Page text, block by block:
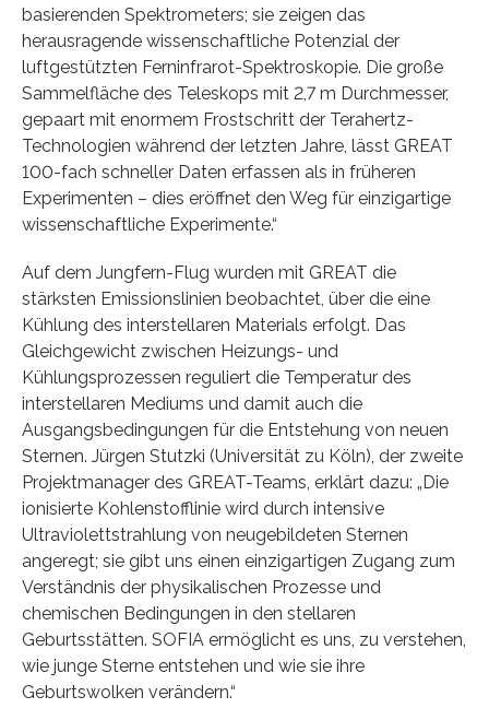
basierenden Spektrometers; sie zeigen das
herausragende wissenschaftliche Potenzial der
luftgestützten Ferninfrarot-Spektroskopie. Die große
Sammelfläche des Teleskops mit 2,7 m Durchmesser,
gepaart mit enormem Frostschritt der Terahertz-
Technologien während der letzten Jahre, lässt GREAT
100-fach schneller Daten erfassen als in früheren
Experimenten – dies eröffnet den Weg für einzigartige
wissenschaftliche Experimente.“
Auf dem Jungfern-Flug wurden mit GREAT die
stärksten Emissionslinien beobachtet, über die eine
Kühlung des interstellaren Materials erfolgt. Das
Gleichgewicht zwischen Heizungs- und
Kühlungsprozessen reguliert die Temperatur des
interstellaren Mediums und damit auch die
Ausgangsbedingungen für die Entstehung von neuen
Sternen. Jürgen Stutzki (Universität zu Köln), der zweite
Projektmanager des GREAT-Teams, erklärt dazu: „Die
ionisierte Kohlenstofflinie wird durch intensive
Ultraviolettstrahlung von neugebildeten Sternen
angeregt; sie gibt uns einen einzigartigen Zugang zum
Verständnis der physikalischen Prozesse und
chemischen Bedingungen in den stellaren
Geburtsstätten. SOFIA ermöglicht es uns, zu verstehen,
wie junge Sterne entstehen und wie sie ihre
Geburtswolken verändern.“